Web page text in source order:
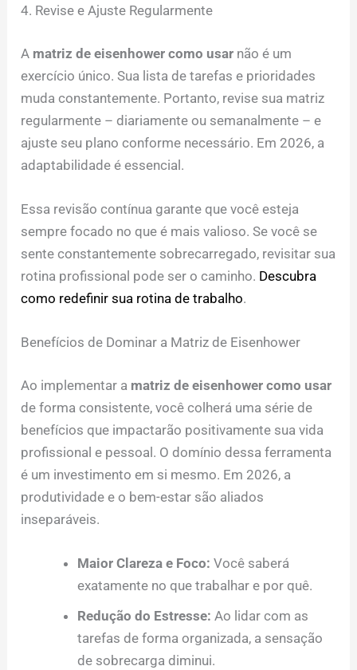
4. Revise e Ajuste Regularmente
A matriz de eisenhower como usar não é um
exercício único. Sua lista de tarefas e prioridades
muda constantemente. Portanto, revise sua matriz
regularmente – diariamente ou semanalmente – e
ajuste seu plano conforme necessário. Em 2026, a
adaptabilidade é essencial.
Essa revisão contínua garante que você esteja
sempre focado no que é mais valioso. Se você se
sente constantemente sobrecarregado, revisitar sua
rotina profissional pode ser o caminho. Descubra
como redefinir sua rotina de trabalho.
Benefícios de Dominar a Matriz de Eisenhower
Ao implementar a matriz de eisenhower como usar
de forma consistente, você colherá uma série de
benefícios que impactarão positivamente sua vida
profissional e pessoal. O domínio dessa ferramenta
é um investimento em si mesmo. Em 2026, a
produtividade e o bem-estar são aliados
inseparáveis.
Maior Clareza e Foco: Você saberá
exatamente no que trabalhar e por quê.
Redução do Estresse: Ao lidar com as
tarefas de forma organizada, a sensação
de sobrecarga diminui.